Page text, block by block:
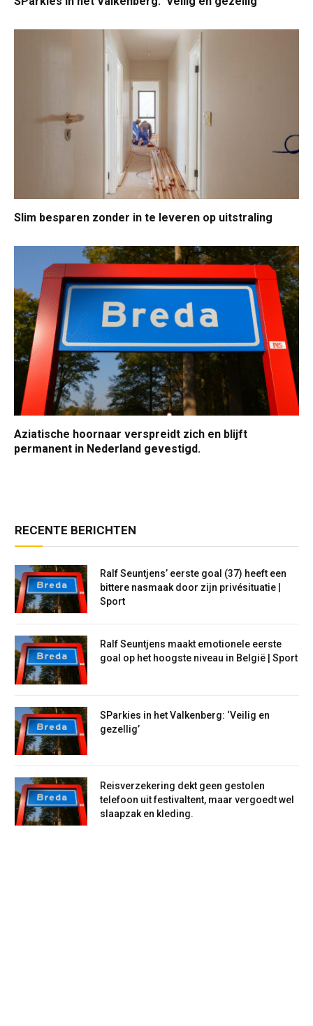
Slim besparen zonder in te leveren op uitstraling
Aziatische hoornaar verspreidt zich en blijft
permanent in Nederland gevestigd.
RECENTE BERICHTEN
Ralf Seuntjens’ eerste goal (37) heeft een
bittere nasmaak door zijn privésituatie |
Sport
Ralf Seuntjens maakt emotionele eerste
goal op het hoogste niveau in België | Sport
SParkies in het Valkenberg: ‘Veilig en
gezellig’
Reisverzekering dekt geen gestolen
telefoon uit festivaltent, maar vergoedt wel
slaapzak en kleding.